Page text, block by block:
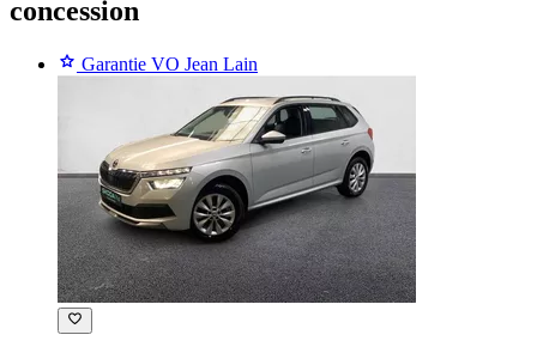
concession
Garantie VO Jean Lain